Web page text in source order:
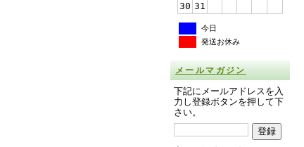
30 31
今日
発送お休み
メールマガジン
下記にメールアドレスを入
力し登録ボタンを押して下
さい。